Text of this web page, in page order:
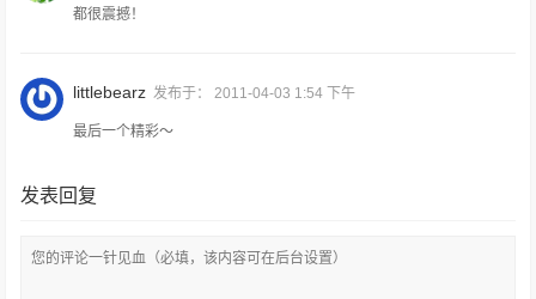
都很震撼！
littlebearz 发布于： 2011-04-03 1:54 下午
最后一个精彩～
发表回复